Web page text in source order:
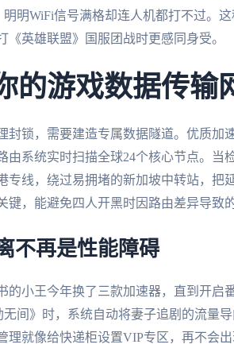
明明WiFi信号满格却连人机都打不过。
《英雄联盟》国服团战时更感同身受。
的游戏数据传输
封锁，需要建造专属数据隧道。优质加
由系统实时扫描全球24个核心节点。当
专线，绕过易拥堵的新加坡中转站，把
键，能避免四人开黑时因路由差异导致
不再是性能障碍
的小王今年换了三款加速器，直到开启
无间》时，系统自动将妻子追剧的流量
理就像给快递柜设置VIP专区，再不会